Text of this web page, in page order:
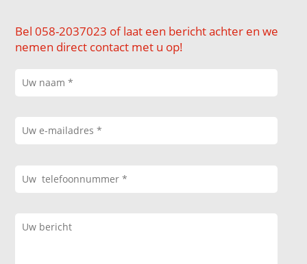
Bel 058-2037023 of laat een bericht achter en we
nemen direct contact met u op!